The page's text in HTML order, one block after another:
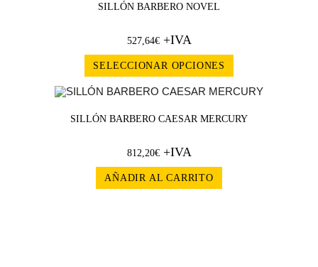
SILLÓN BARBERO NOVEL
527,64€+IVA
SELECCIONAR OPCIONES
SILLÓN BARBERO CAESAR MERCURY
812,20€+IVA
AÑADIR AL CARRITO